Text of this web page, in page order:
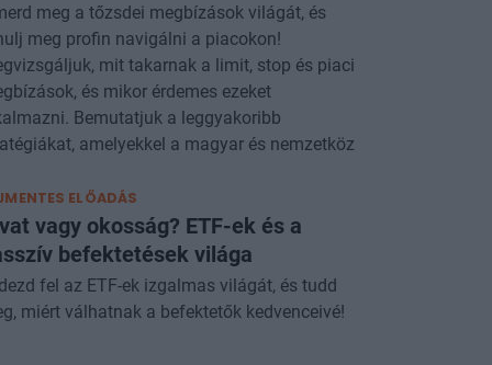
meg a tőzsdei megbízások világát, és
meg profin navigálni a piacokon!
mit takarnak a limit, stop és piaci
és mikor érdemes ezeket
Bemutatjuk a leggyakoribb
amelyekkel a magyar és nemzetköz
ELŐADÁS
vagy okosság? ETF-ek és a
befektetések világa
fel az ETF-ek izgalmas világát, és tudd
miért válhatnak a befektetők kedvenceivé!